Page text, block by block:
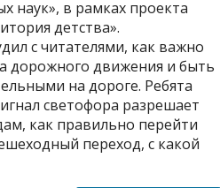
наук», в рамках проекта
детства».
с читателями, как важно
дорожного движения и быть
на дороге. Ребята
светофора разрешает
как правильно перейти
переход, с какой